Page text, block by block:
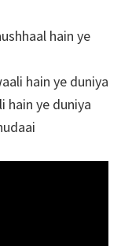
hain ye
hain ye duniya
hain ye duniya